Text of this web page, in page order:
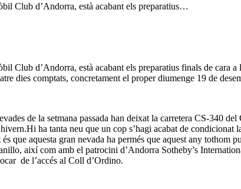
Club d’Andorra, està acabant els preparatius…
d’Andorra, està acabant els preparatius finals de cara a
dies comptats, concretament el proper diumenge 19 de
de la setmana passada han deixat la carretera CS-340
ha tanta neu que un cop s’hagi acabat de condicionat
que aquesta gran nevada ha permés que aquest any tothom
així com amb el patrocini d’Andorra Sotheby’s
de l’accés al Coll d’Ordino.